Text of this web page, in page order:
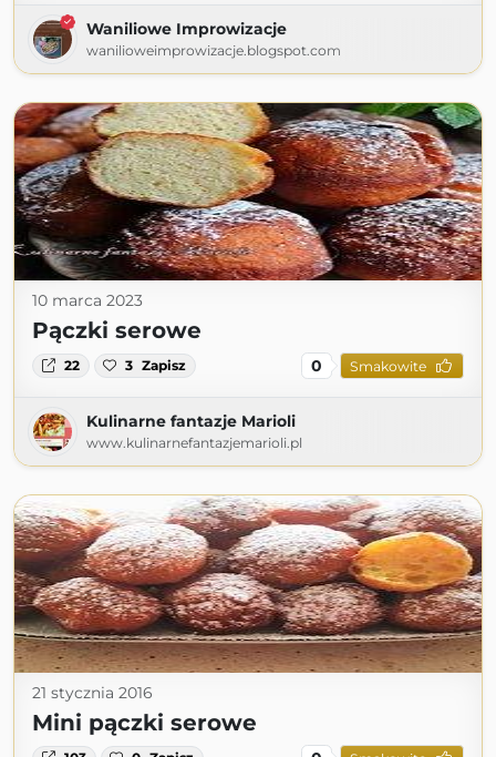
Waniliowe Improwizacje
wanilioweimprowizacje.blogspot.com
10 marca 2023
Pączki serowe
22 3 Zapisz 0 Smakowite
Kulinarne fantazje Marioli
www.kulinarnefantazjemarioli.pl
21 stycznia 2016
Mini pączki serowe